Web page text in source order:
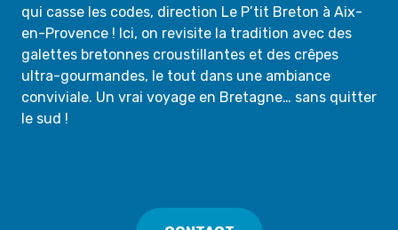
qui casse les codes, direction Le P’tit Breton à Aix-
en-Provence ! Ici, on revisite la tradition avec des
galettes bretonnes croustillantes et des crêpes
ultra-gourmandes, le tout dans une ambiance
conviviale. Un vrai voyage en Bretagne… sans quitter
le sud !